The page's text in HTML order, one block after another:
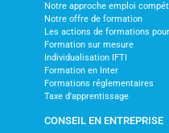
Notre approche emploi
Notre offre de formation
Les actions de formations
Formation sur mesure
Individualisation IFTI
Formation en Inter
Formations réglementaires
Taxe d'apprentissage
CONSEIL EN ENTREPRISE